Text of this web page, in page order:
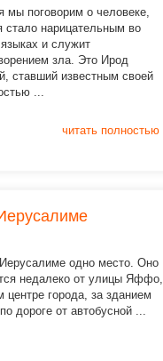
мы поговорим о человеке,
стало нарицательным во
и служит
зла. Это Ирод
ставший известным своей
...
читать полностью
одно место. Оно
недалеко от улицы Яффо,
центре города, за зданием
дороге от автобусной ...